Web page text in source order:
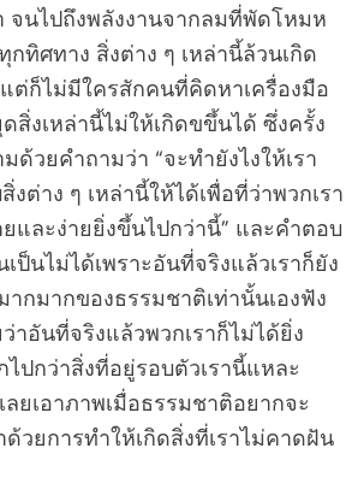
จนไปถึงพลังงานจากลมที่พัดโหมห
กทิศทาง สิ่งต่าง ๆ เหล่านี้ล้วนเกิด
ต่ก็ไม่มีใครสักคนที่คิดหาเครื่องมือ
สิ่งเหล่านี้ไม่ให้เกิดขขึ้นได้ ซึ่งครั้ง
ด้วยคำถามว่า “จะทำยังไงให้เรา
ต่าง ๆ เหล่านี้ให้ได้เพื่อที่ว่าพวกเรา
และง่ายยิ่งขึ้นไปกว่านี้” และคำตอบ
ป็นไม่ได้เพราะอันที่จริงแล้วเราก็ยัง
ากมากของธรรมชาติเท่านั้นเองฟัง
าอันที่จริงแล้วพวกเราก็ไม่ได้ยิ่ง
ปกว่าสิ่งที่อยู่รอบตัวเรานี้แหละ
ลยเอาภาพเมื่อธรรมชาติอยากจะ
ด้วยการทำให้เกิดสิ่งที่เราไม่คาดฝัน